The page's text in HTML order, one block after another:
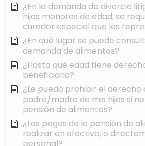
¿En la demanda de divorcio
hijos menores de edad, se
curador especial que les
¿En qué lugar se puede
demanda de alimentos?
¿Hasta qué edad tiene
beneficiario?
¿Le puedo prohibir el derecho
padre/madre de mis hijos si
pensión de alimentos?
¿Los pagos de la pensión de
realizar en efectivo, o